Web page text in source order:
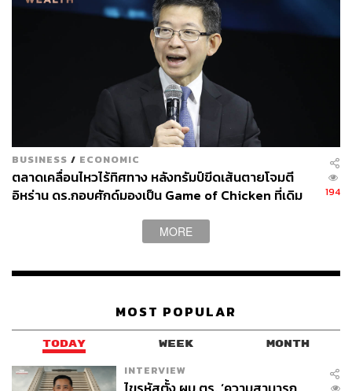
BUSINESS / ECONOMIC
ตลาดเคลื่อนไหวไร้ทิศทาง หลังทรัมป์ขีดเส้นตายโจมตี
อิหร่าน ดร.กอบศักด์มองเป็น Game of Chicken ที่เดิม
194
MORE
MOST POPULAR
TODAY WEEK MONTH
INTERVIEW